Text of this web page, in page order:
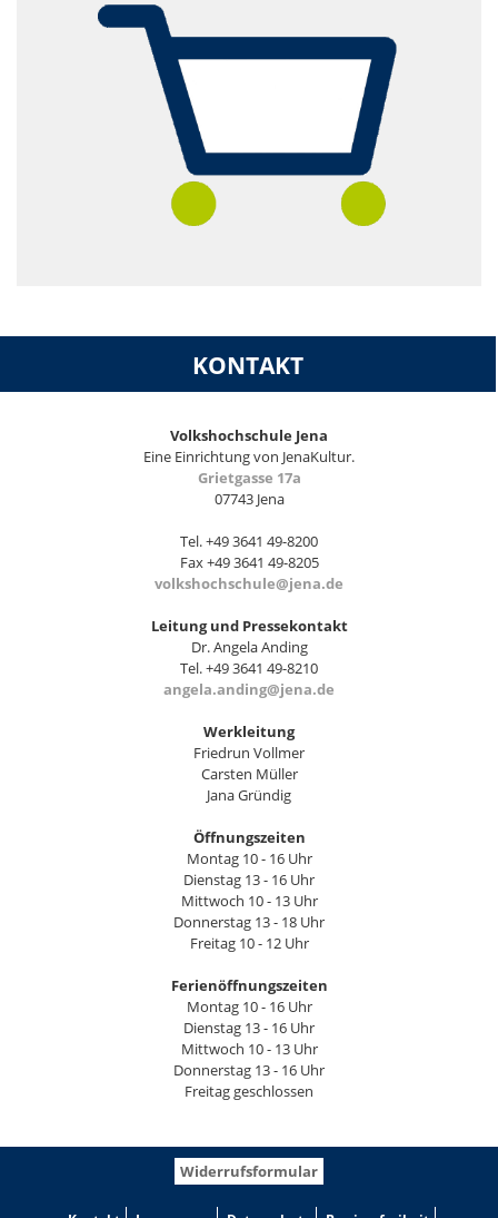
KONTAKT
Volkshochschule Jena
Eine Einrichtung von JenaKultur.
Grietgasse 17a
07743 Jena
Tel. +49 3641 49-8200
Fax +49 3641 49-8205
volkshochschule@jena.de
Leitung und Pressekontakt
Dr. Angela Anding
Tel. +49 3641 49-8210
angela.anding@jena.de
Werkleitung
Friedrun Vollmer
Carsten Müller
Jana Gründig
Öffnungszeiten
Montag 10 - 16 Uhr
Dienstag 13 - 16 Uhr
Mittwoch 10 - 13 Uhr
Donnerstag 13 - 18 Uhr
Freitag 10 - 12 Uhr
Ferienöffnungszeiten
Montag 10 - 16 Uhr
Dienstag 13 - 16 Uhr
Mittwoch 10 - 13 Uhr
Donnerstag 13 - 16 Uhr
Freitag geschlossen
Widerrufsformular